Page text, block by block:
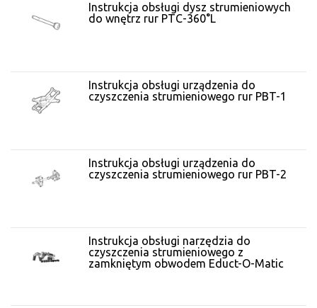
Instrukcja obsługi dysz strumieniowych
do wnętrz rur PTC-360°L
Instrukcja obsługi urządzenia do
czyszczenia strumieniowego rur PBT-1
Instrukcja obsługi urządzenia do
czyszczenia strumieniowego rur PBT-2
Instrukcja obsługi narzędzia do
czyszczenia strumieniowego z
zamkniętym obwodem Educt-O-Matic